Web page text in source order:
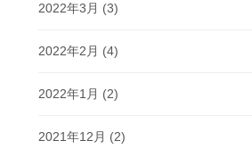
2022年3月 (3)
2022年2月 (4)
2022年1月 (2)
2021年12月 (2)